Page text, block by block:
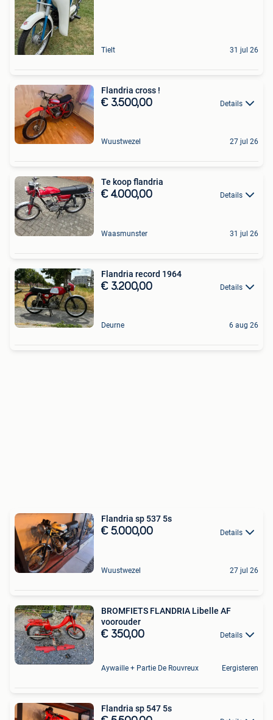
Tielt 31 jul 26
Flandria cross !
€ 3.500,00 Details
Wuustwezel 27 jul 26
Te koop flandria
€ 4.000,00 Details
Waasmunster 31 jul 26
Flandria record 1964
€ 3.200,00 Details
Deurne 6 aug 26
Flandria sp 537 5s
€ 5.000,00 Details
Wuustwezel 27 jul 26
BROMFIETS FLANDRIA Libelle AF
voorouder
€ 350,00 Details
Aywaille + Partie De Rouvreux Eergisteren
Flandria sp 547 5s